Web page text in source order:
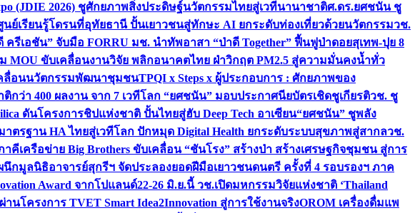
(JDIE 2026) ชูศักยภาพสิ่งประดิษฐ์นวัตกรรมไทยสู่เวทีนานาชาติศ.ดร.ยศชนัน ชู
นย์เรียนรู้โดรนที่อุทัยธานี ปั้นเยาวชนสู่ทักษะ AI ยกระดับท่องเที่ยวด้วยนวัตกรรมวช.
ครีเอชัน” จับมือ FORRU มช. นำทัพอาสา “ป่าดี Together” ฟื้นฟูป่าดอยสุเทพ-ปุย 8
MOU ขับเคลื่อนงานวิจัย พลิกอนาคตไทย ฝ่าวิกฤต PM2.5 สู่ความมั่นคงน้ำทั่ว
คลื่อนนวัตกรรมพัฒนาชุมชนTPQI x Steps x ผู้ประกอบการ : ศักยภาพของ
กว่า 400 ผลงาน จาก 7 เวทีโลก “ยศชนัน” มอบประกาศนียบัตรเชิดชูเกียรติวช. ชู
ดันโครงการชิปแห่งชาติ ปั้นไทยสู่ฮับ Deep Tech อาเซียน“ยศชนัน” ชูพลัง
าตรฐาน HA ไทยสู่เวทีโลก ปักหมุด Digital Health ยกระดับระบบสุขภาพสู่สากลวช.
าคีเครือข่าย Big Brothers ขับเคลื่อน “ชันโรง” สร้างป่า สร้างเศรษฐกิจชุมชน สู่การ
นึกมูลนิธิอาจารย์สุกรีฯ จัดประลองยอดฝีมือเยาวชนดนตรี ครั้งที่ 4 รอบรองฯ ภาค
Award จากโปแลนด์22-26 มิ.ย.นี้ วช.เปิดมหกรรมวิจัยแห่งชาติ ‘Thailand
โครงการ TVET Smart Idea2Innovation สู่การใช้งานจริงOROM เครื่องดื่มแพ